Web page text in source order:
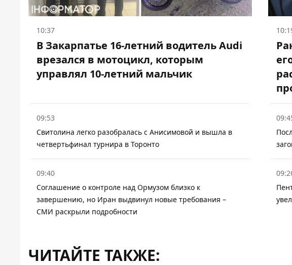
10:37
В Закарпатье 16-летний водитель Audi
врезался в мотоцикл, которым
управлял 10-летний мальчик
09:53
Свитолина легко разобралась с Анисимовой и вышла в
четвертьфинал турнира в Торонто
09:40
Соглашение о контроле над Ормузом близко к
завершению, но Иран выдвинул новые требования –
СМИ раскрыли подробности
ЧИТАЙТЕ ТАКЖЕ: